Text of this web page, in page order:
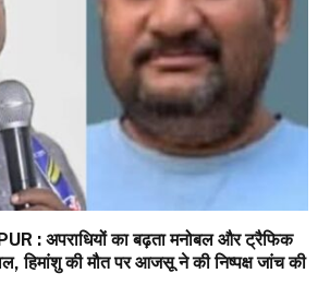
: अपराधियों का बढ़ता मनोबल और ट्रैफिक
हिमांशु की मौत पर आजसू ने की निष्पक्ष जांच की